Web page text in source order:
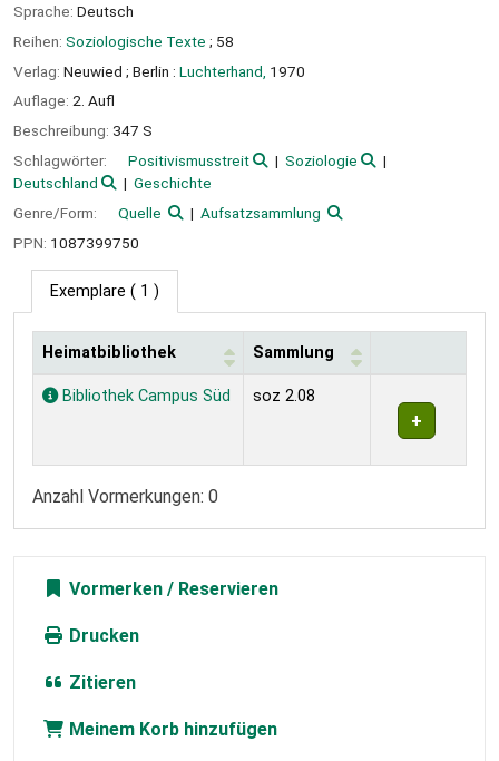
Sprache: Deutsch
Reihen: Soziologische Texte ; 58
Verlag: Neuwied ; Berlin : Luchterhand, 1970
Auflage: 2. Aufl
Beschreibung: 347 S
Schlagwörter:
Positivismusstreit
Soziologie
Deutschland
Geschichte
Genre/Form:
Quelle
Aufsatzsammlung
PPN: 1087399750
Exemplare ( 1 )
Exemplare
Heimatbibliothek Sammlung
Bibliothek Campus Süd soz 2.08
Anzahl Vormerkungen: 0
Vormerken
Drucken
Zitieren
Meinem Korb hinzufügen